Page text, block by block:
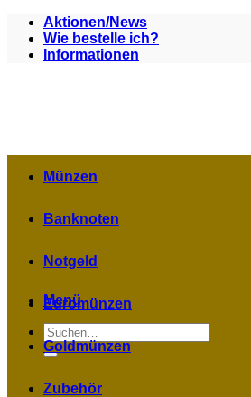
Zum
Inhalt
springen
Aktionen/News
Wie bestelle ich?
Informationen
Menü
Suchen
nach:
Münzen
Banknoten
Notgeld
Euromünzen
Goldmünzen
Zubehör